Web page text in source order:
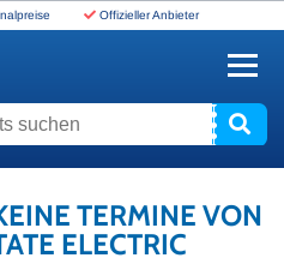
Offizieller Anbieter
TERMINE VON
ELECTRIC